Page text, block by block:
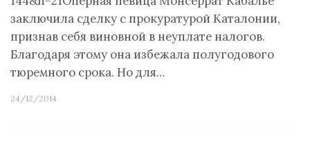
заключила сделку с прокуратурой Каталонии,
признав себя виновной в неуплате налогов.
Благодаря этому она избежала полугодового
тюремного срока. Но для…
24/12/2014